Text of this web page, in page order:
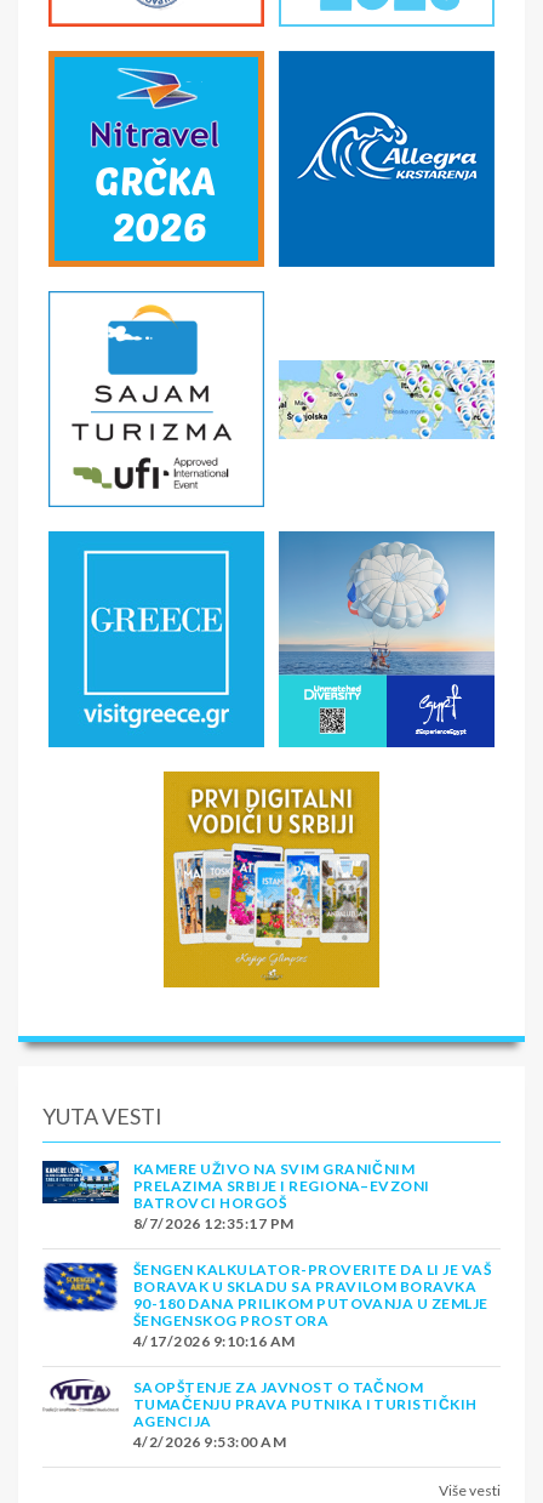
YUTA VESTI
KAMERE UŽIVO NA SVIM GRANIČNIM
PRELAZIMA SRBIJE I REGIONA–EVZONI
BATROVCI HORGOŠ
8/7/2026 12:35:17 PM
ŠENGEN KALKULATOR-PROVERITE DA LI JE VAŠ
BORAVAK U SKLADU SA PRAVILOM BORAVKA
90-180 DANA PRILIKOM PUTOVANJA U ZEMLJE
ŠENGENSKOG PROSTORA
4/17/2026 9:10:16 AM
SAOPŠTENJE ZA JAVNOST O TAČNOM
TUMAČENJU PRAVA PUTNIKA I TURISTIČKIH
AGENCIJA
4/2/2026 9:53:00 AM
Više vesti